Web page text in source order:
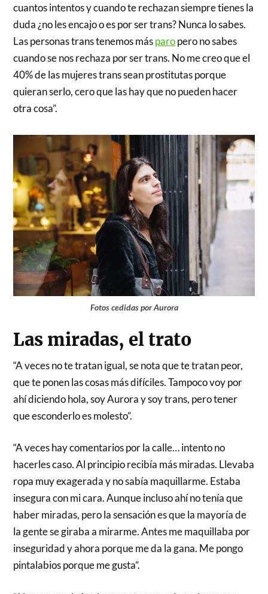
cuantos intentos y cuando te rechazan siempre tienes la
duda ¿no les encajo o es por ser trans? Nunca lo sabes.
Las personas trans tenemos másparopero no sabes
cuando se nos rechaza por ser trans. No me creo que el
40% de las mujeres trans sean prostitutas porque
quieran serlo, cero que las hay que no pueden hacer
otra cosa”.
Fotos cedidas por Aurora
Las miradas, el trato
“A veces no te tratan igual, se nota que te tratan peor,
que te ponen las cosas más difíciles. Tampoco voy por
ahí diciendo hola, soy Aurora y soy trans, pero tener
que esconderlo es molesto”.
“A veces hay comentarios por la calle… intento no
hacerles caso. Al principio recibía más miradas. Llevaba
ropa muy exagerada y no sabía maquillarme. Estaba
insegura con mi cara. Aunque incluso ahí no tenía que
haber miradas, pero la sensación es que la mayoría de
la gente se giraba a mirarme. Antes me maquillaba por
inseguridad y ahora porque me da la gana. Me pongo
pintalabios porque me gusta”.